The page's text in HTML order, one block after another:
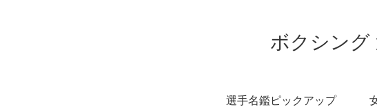
ボクシン
選手名鑑ピックアップ